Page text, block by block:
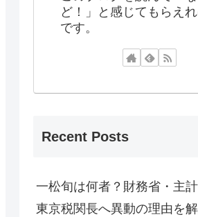
ど！」と感じてもらえ
です。
Recent Posts
一松旬は何者？財務省・主
東京税関長へ異動の理由を